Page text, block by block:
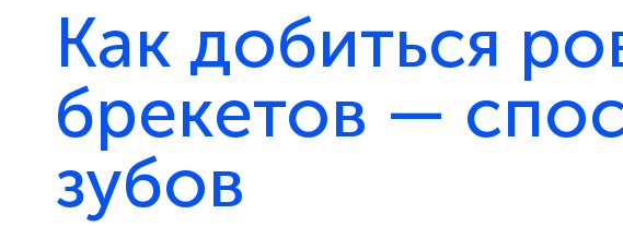
Как добиться
брекетов —
зубов